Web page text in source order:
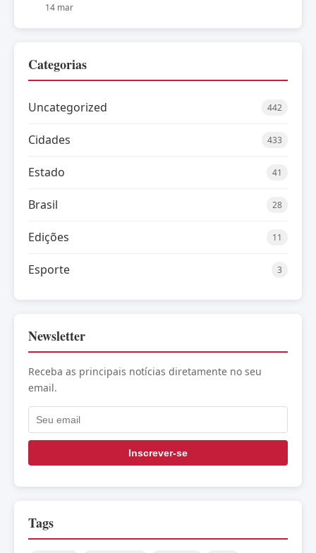
14 mar
Categorias
Uncategorized 442
Cidades 433
Estado 41
Brasil 28
Edições 11
Esporte 3
Newsletter
Receba as principais notícias diretamente no seu
email.
Inscrever-se
Tags